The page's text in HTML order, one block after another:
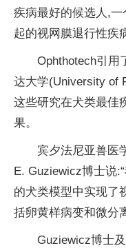
疾病最好的候选人,一
起的视网膜退行性疾
Ophthotech引用
达大学(University of
这些研究在犬类最佳
果。
宾夕法尼亚兽医
E. Guziewicz博士说
的犬类模型中实现了
括卵黄样病变和微分
Guziewicz博士